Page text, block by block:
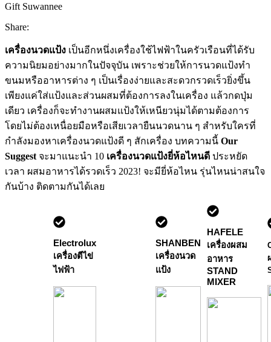
Gift Suwannee
Share:
เครื่องนวดแป้ง เป็นอีกหนึ่งเครื่องใช้ไฟฟ้าในครัวเรือนที่ได้รับ
ความนิยมอย่างมากในปัจจุบัน เพราะช่วยให้การนวดแป้งทำ
ขนมหรืออาหารต่าง ๆ เป็นเรื่องง่ายและสะดวกรวดเร็วยิ่งขึ้น
เพียงแค่ใส่แป้งและส่วนผสมที่ต้องการลงในเครื่อง แล้วกดปุ่ม
เดียว เครื่องก็จะทำงานผสมแป้งให้เหนียวนุ่มได้ตามต้องการ
โดยไม่ต้องเหนื่อยมือหรือเสียเวลายืนนวดนาน ๆ สำหรับใครที่
กำลังมองหาเครื่องนวดแป้งดี ๆ สักเครื่อง บทความนี้ Our
Suggest จะมาแนะนำ 10 เครื่องนวดแป้งยี่ห้อไหนดี ประหยัด
เวลา ผสมอาหารได้รวดเร็ว 2023! จะมียี่ห้อไหน รุ่นไหนน่าสนใจ
กันบ้าง ติดตามกันได้เลย
Electrolux
เครื่องตีไข่
ไฟฟ้า
SHANBEN
เครื่องนวด
แป้ง
HAFELE
เครื่องผสม
อาหาร
STAND
MIXER